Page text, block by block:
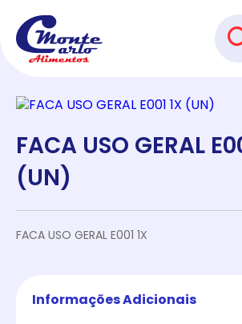
FACA USO GERAL
(UN)
FACA USO GERAL E001 1X
Informações Adicionais